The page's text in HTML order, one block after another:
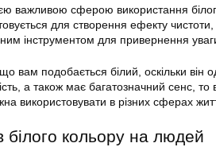
важливою сферою використання
для створення ефекту
інструментом для привернення
вам подобається білий, оскільки він
а також має багатозначний сенс,
використовувати в різних сферах
білого кольору на людей